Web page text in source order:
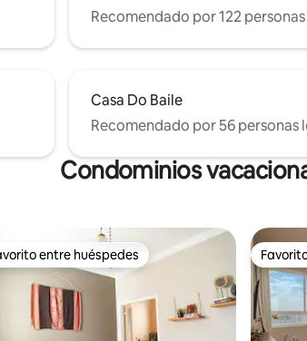
Recomendado por 122
Casa Do Baile
Recomendado por 56 personas
Condominios
entre huéspedes
entre huéspedes